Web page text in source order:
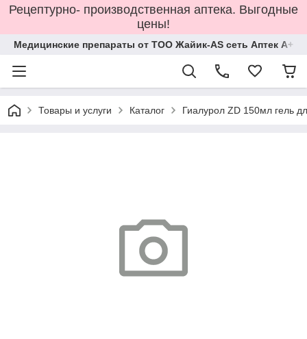
Рецептурно- производственная аптека. Выгодные
цены!
Медицинские препараты от ТОО Жайик-AS сеть Аптек А+
Товары и услуги Каталог Гиалурол ZD 150мл гель